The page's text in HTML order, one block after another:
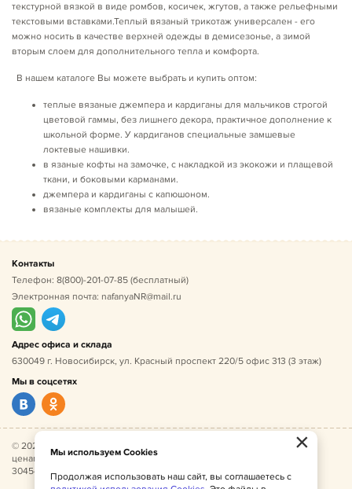
текстурной вязкой в виде ромбов, косичек, жгутов, а также рельефными
текстовыми вставками.Теплый вязаный трикотаж универсален - его
можно носить в качестве верхней одежды в демисезонье, а зимой
вторым слоем для дополнительного тепла и комфорта.
В нашем каталоге Вы можете выбрать и купить оптом:
теплые вязаные джемпера и кардиганы для мальчиков строгой
цветовой гаммы, без лишнего декора, практичное дополнение к
школьной форме. У кардиганов специальные замшевые
локтевые нашивки.
в язаные кофты на замочке, с накладкой из экокожи и плащевой
ткани, и боковыми карманами.
джемпера и кардиганы с капюшоном.
вязаные комплекты для малышей.
Контакты
Телефон: 8(800)-201-07-85 (бесплатный)
Электронная почта: nafanyaNR@mail.ru
Адрес офиса и склада
630049 г. Новосибирск, ул. Красный проспект 220/5 офис 313 (3 этаж)
Мы в соцсетях
© 2026 Нафаня — оптовые поставки детской одежды по
ценам производителя. ИНН 541005493544, ОГРН
304541027500052.
×
Мы используем Cookies
Продолжая использовать наш сайт, вы соглашаетесь с